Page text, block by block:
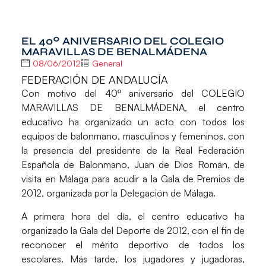
EL 40º ANIVERSARIO DEL COLEGIO
MARAVILLAS DE BENALMÁDENA
08/06/2012 General
FEDERACIÓN DE ANDALUCÍA
Con motivo del 40º aniversario del COLEGIO
MARAVILLAS DE BENALMÁDENA, el centro
educativo ha organizado un acto con todos los
equipos de balonmano, masculinos y femeninos, con
la presencia del presidente de la Real Federación
Española de Balonmano, Juan de Dios Román, de
visita en Málaga para acudir a la Gala de Premios de
2012, organizada por la Delegación de Málaga.
A primera hora del día, el centro educativo ha
organizado la Gala del Deporte de 2012, con el fin de
reconocer el mérito deportivo de todos los
escolares. Más tarde, los jugadores y jugadoras,